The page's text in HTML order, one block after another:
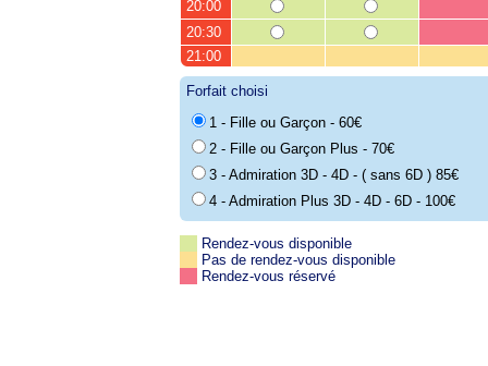
20:00
20:30
21:00
Forfait choisi
1 - Fille ou Garçon - 60€
2 - Fille ou Garçon Plus - 70€
3 - Admiration 3D - 4D - ( sans 6D ) 85€
4 - Admiration Plus 3D - 4D - 6D - 100€
Rendez-vous disponible
Pas de rendez-vous disponible
Rendez-vous réservé